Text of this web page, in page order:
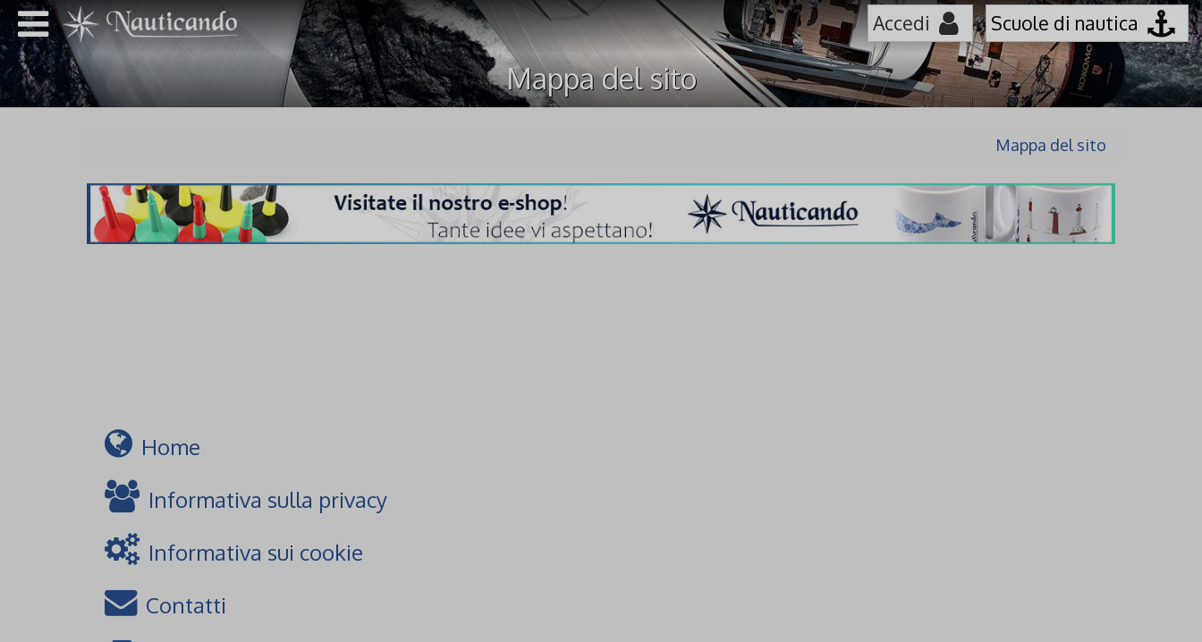
Accedi Scuole di nautica
Mappa del sito
Mappa del sito
Home
Informativa sulla privacy
Informativa sui cookie
Contatti